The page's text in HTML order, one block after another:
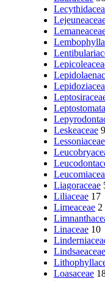
Leskeaceae 9
Lessoniaceae
Liagoraceae
Liliaceae 17
Limeaceae 2
Linaceae 10
Lindsaeaceae
Loasaceae